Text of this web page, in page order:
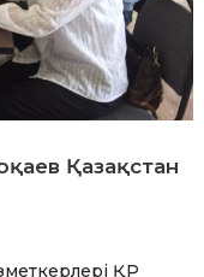
Қазақстан
ҚР